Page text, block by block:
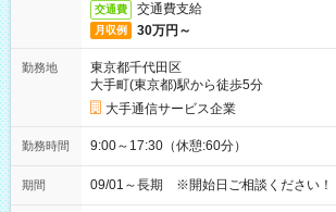
交通費 交通費支給
月収例 30万円～
勤務地
東京都千代田区
大手町(東京都)駅から徒歩5分
大手通信サービス企業
勤務時間 9:00～17:30（休憩:60分）
期間 09/01～長期 ※開始日ご相談ください！